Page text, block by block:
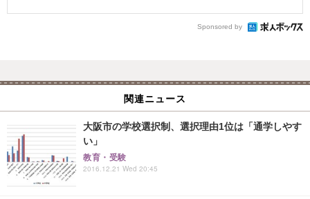
Sponsored by
関連ニュース
大阪市の学校選択制、選択理由1位は「通学しやす
い」
教育・受験
2016.12.21 Wed 20:45